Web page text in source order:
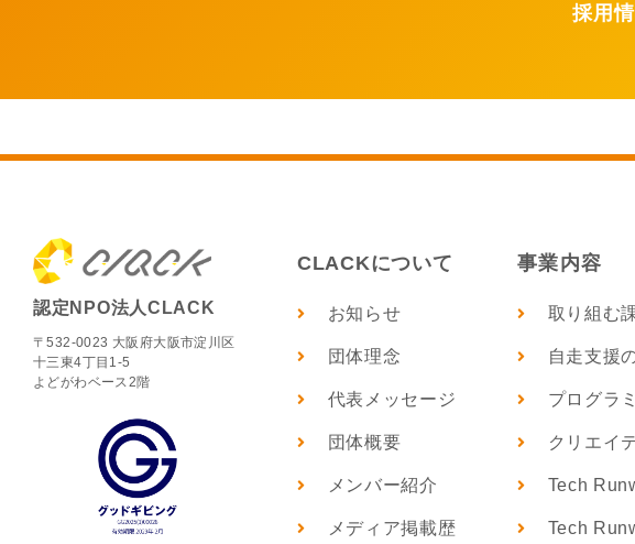
採用
認定NPO法人CLACK
〒532-0023 大阪府大阪市淀川区
十三東4丁目1-5
よどがわベース2階
CLACKについて
お知らせ
団体理念
代表メッセージ
団体概要
メンバー紹介
メディア掲載歴
事業内容
取り組む
自走支援
プログラ
クリエイ
Tech
Tech